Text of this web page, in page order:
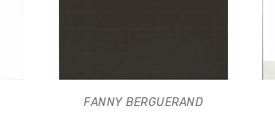
FANNY BERGUERAND